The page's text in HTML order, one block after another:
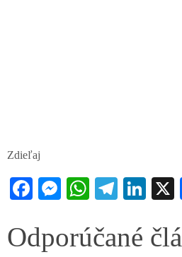
Zdieľaj
Fa
bo
M
se
W
ts
Te
gr
Li
ed
Odporúčané